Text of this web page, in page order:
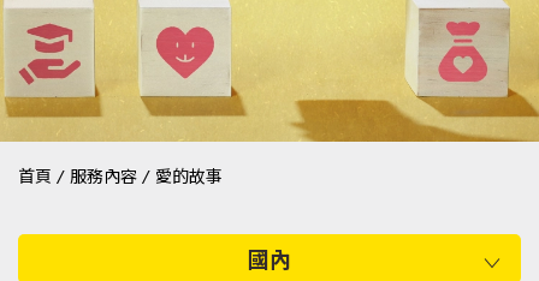
首頁 / 服務內容 / 愛的故事
國內